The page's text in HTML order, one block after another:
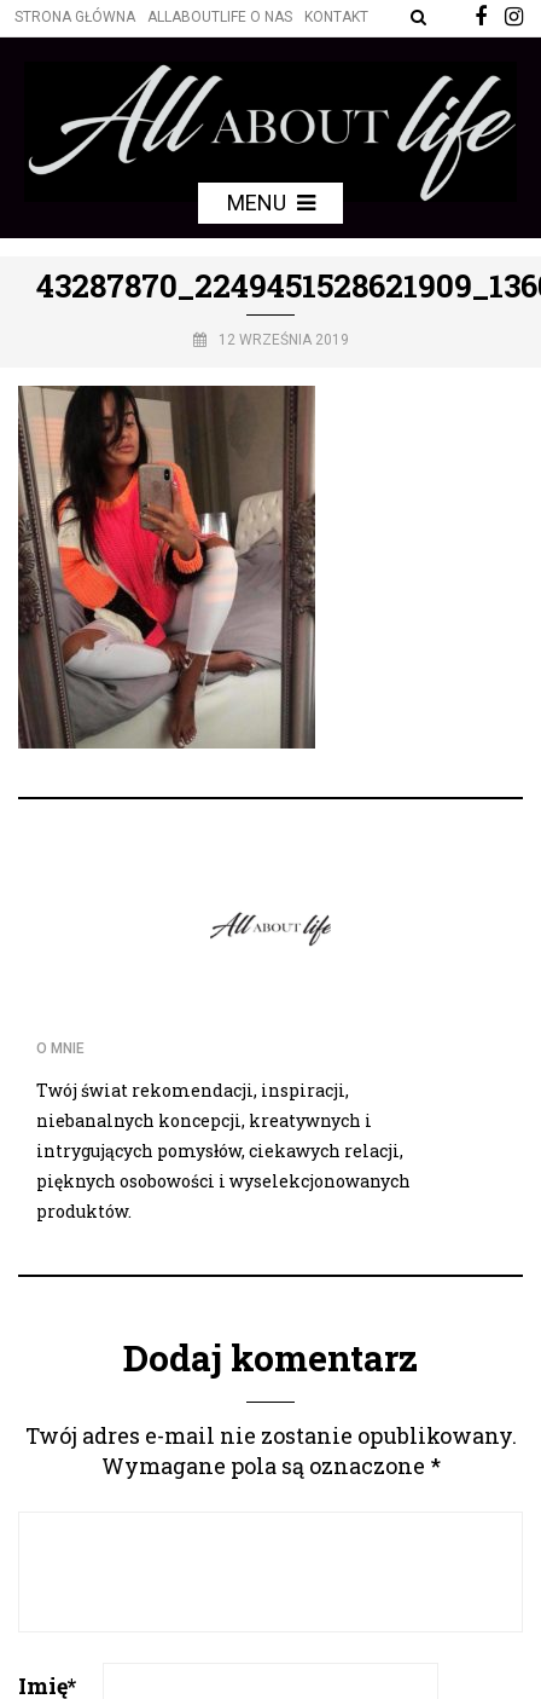
STRONA GŁÓWNA ALLABOUTLIFE O NAS KONTAKT
MENU
12 WRZEŚNIA 2019
O MNIE
Twój świat rekomendacji, inspiracji,
niebanalnych koncepcji, kreatywnych i
intrygujących pomysłów, ciekawych relacji,
pięknych osobowości i wyselekcjonowanych
produktów.
Dodaj komentarz
Twój adres e-mail nie zostanie opublikowany.
Wymagane pola są oznaczone *
Imię*